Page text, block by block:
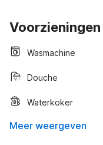
Voorzieningen
Wasmachine
Douche
Waterkoker
Meer weergeven